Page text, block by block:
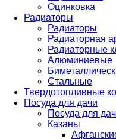
Оцинковка
Радиаторы
Радиаторы
Радиаторная
Радиаторные
Алюминиевые
Стальные
Твердотопливные
Посуда для дачи
Посуда для
Казаны